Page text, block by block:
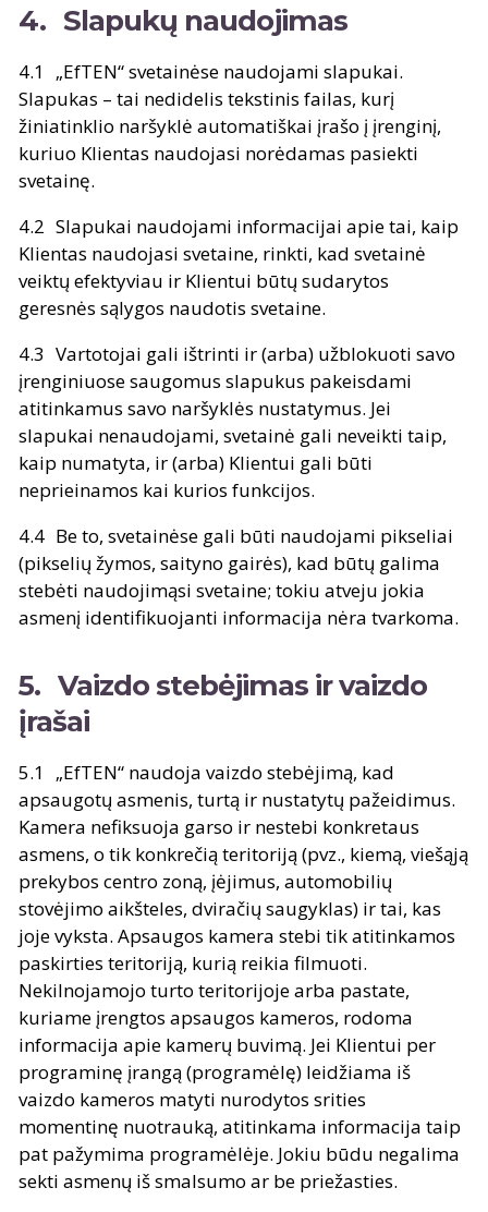
Slapukų naudojimas
„EfTEN“ svetainėse naudojami slapukai.
Slapukas – tai nedidelis tekstinis failas, kurį
žiniatinklio naršyklė automatiškai įrašo į įrenginį,
kuriuo Klientas naudojasi norėdamas pasiekti
svetainę.
Slapukai naudojami informacijai apie tai, kaip
Klientas naudojasi svetaine, rinkti, kad svetainė
veiktų efektyviau ir Klientui būtų sudarytos
geresnės sąlygos naudotis svetaine.
Vartotojai gali ištrinti ir (arba) užblokuoti savo
įrenginiuose saugomus slapukus pakeisdami
atitinkamus savo naršyklės nustatymus. Jei
slapukai nenaudojami, svetainė gali neveikti taip,
kaip numatyta, ir (arba) Klientui gali būti
neprieinamos kai kurios funkcijos.
Be to, svetainėse gali būti naudojami pikseliai
(pikselių žymos, saityno gairės), kad būtų galima
stebėti naudojimąsi svetaine; tokiu atveju jokia
asmenį identifikuojanti informacija nėra tvarkoma.
Vaizdo stebėjimas ir vaizdo
įrašai
„EfTEN“ naudoja vaizdo stebėjimą, kad
apsaugotų asmenis, turtą ir nustatytų pažeidimus.
Kamera nefiksuoja garso ir nestebi konkretaus
asmens, o tik konkrečią teritoriją (pvz., kiemą, viešąją
prekybos centro zoną, įėjimus, automobilių
stovėjimo aikšteles, dviračių saugyklas) ir tai, kas
joje vyksta. Apsaugos kamera stebi tik atitinkamos
paskirties teritoriją, kurią reikia filmuoti.
Nekilnojamojo turto teritorijoje arba pastate,
kuriame įrengtos apsaugos kameros, rodoma
informacija apie kamerų buvimą. Jei Klientui per
programinę įrangą (programėlę) leidžiama iš
vaizdo kameros matyti nurodytos srities
momentinę nuotrauką, atitinkama informacija taip
pat pažymima programėlėje. Jokiu būdu negalima
sekti asmenų iš smalsumo ar be priežasties.